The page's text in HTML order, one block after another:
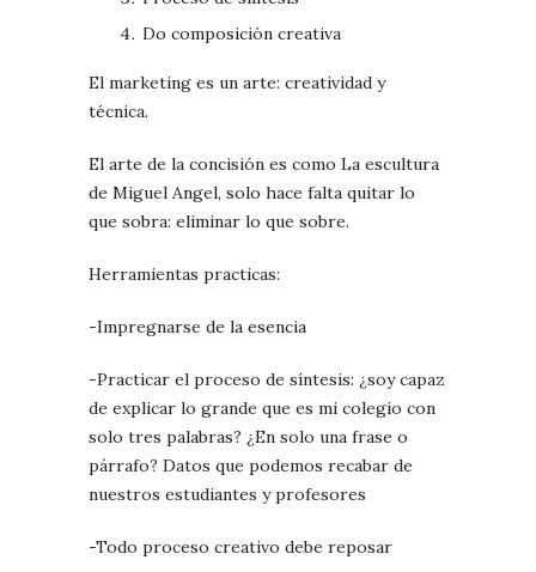
Do composición creativa
El marketing es un arte: creatividad y
técnica.
El arte de la concisión es como La escultura
de Miguel Angel, solo hace falta quitar lo
que sobra: eliminar lo que sobre.
Herramientas practicas:
-Impregnarse de la esencia
-Practicar el proceso de síntesis: ¿soy capaz
de explicar lo grande que es mi colegio con
solo tres palabras? ¿En solo una frase o
párrafo? Datos que podemos recabar de
nuestros estudiantes y profesores
-Todo proceso creativo debe reposar